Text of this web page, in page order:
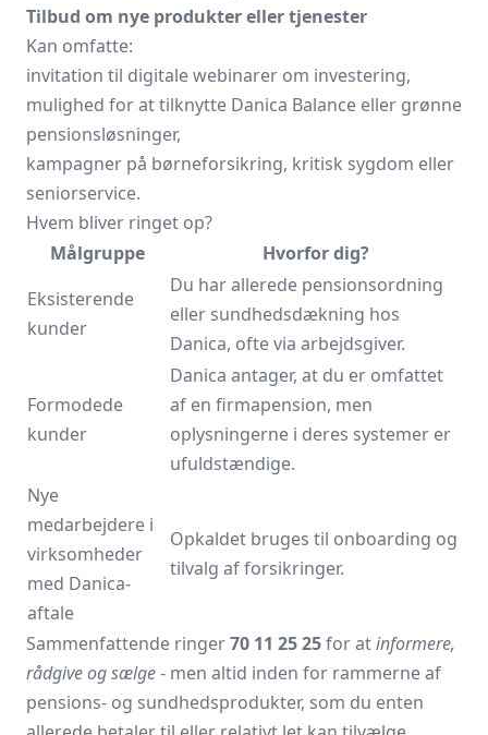
Tilbud om nye produkter eller tjenester
Kan omfatte:
invitation til digitale webinarer om investering,
mulighed for at tilknytte Danica Balance eller grønne
pensionsløsninger,
kampagner på børne­forsikring, kritisk sygdom eller
seniorservice.
Hvem bliver ringet op?
Målgruppe
Hvorfor dig?
Eksisterende
kunder
Du har allerede pensionsordning
eller sundheds­dækning hos
Danica, ofte via arbejdsgiver.
Formodede
kunder
Danica antager, at du er omfattet
af en firmapension, men
oplysningerne i deres systemer er
ufuldstændige.
Nye
medarbejdere i
virksomheder
med Danica-
aftale
Opkaldet bruges til onboarding og
tilvalg af forsikringer.
Sammenfattende ringer70 11 25 25for atinformere,
rådgive og sælge- men altid inden for rammerne af
pensions- og sundheds­produkter, som du enten